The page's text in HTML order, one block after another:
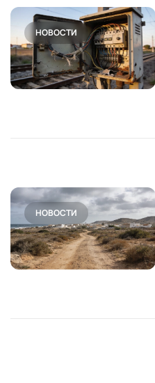
НОВОСТИ
НОВОСТИ